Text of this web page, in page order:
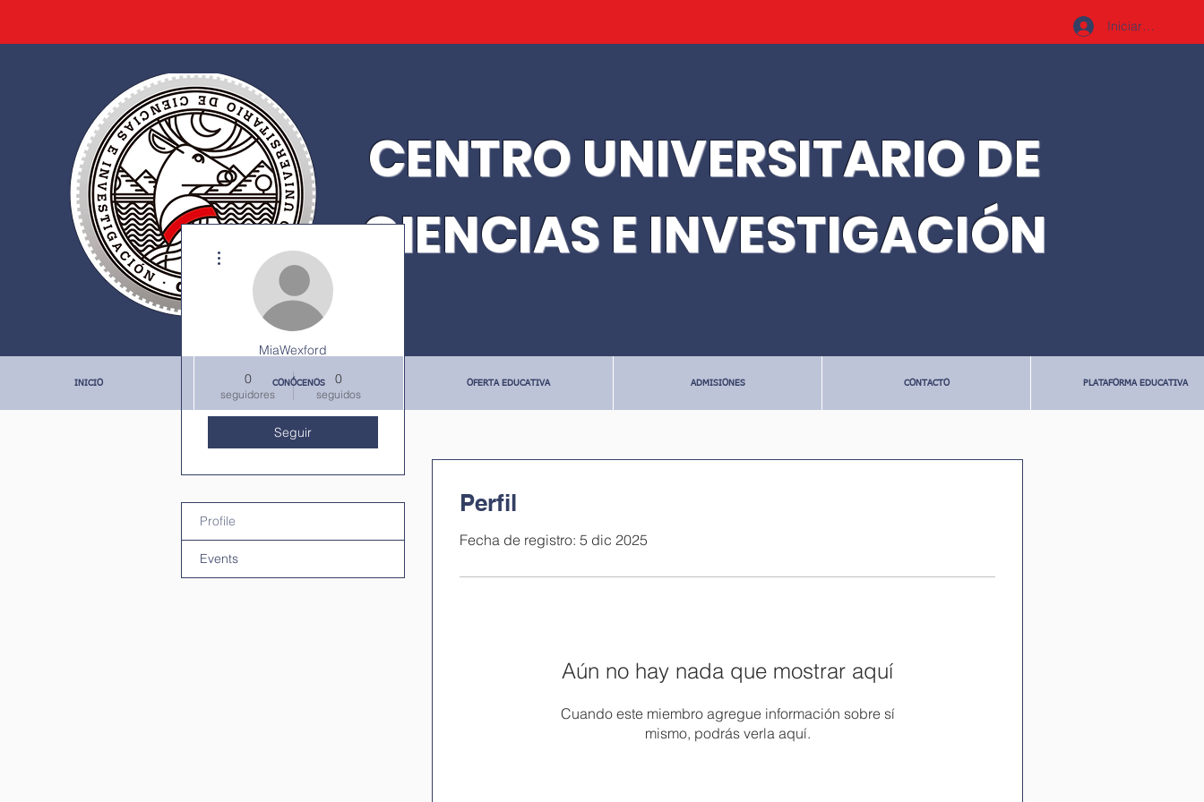
Iniciar sesión
CENTRO UNIVERSITARIO DE
CIENCIAS E INVESTIGACIÓN
Perfil
Fecha de registro: 5 dic 2025
Aún no hay nada que mostrar aquí
Cuando este miembro agregue información sobre sí
mismo, podrás verla aquí.
MiaWexford
0
seguidores
0
seguidos
Seguir
Profile
Events
INICIO CONÓCENOS OFERTA EDUCATIVA ADMISIONES CONTACTO PLATAFORMA EDUCATIVA